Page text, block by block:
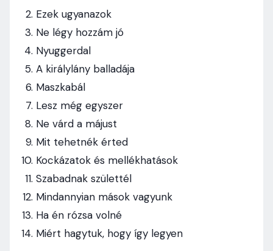
Ezek ugyanazok
Ne légy hozzám jó
Nyuggerdal
A királylány balladája
Maszkabál
Lesz még egyszer
Ne várd a májust
Mit tehetnék érted
Kockázatok és mellékhatások
Szabadnak születtél
Mindannyian mások vagyunk
Ha én rózsa volné
Miért hagytuk, hogy így legyen